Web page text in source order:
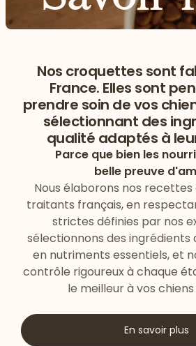
Nos croquettes sont
France. Elles sont
prendre soin de vos
sélectionnant des
qualité adaptés à
Parce que bien les
belle preuve
Nous élaborons nos recettes
traitants français, en
strictes définies par nos
sélectionnons des ingrédients
en nutriments essentiels, et
contrôle rigoureux à chaque
le meilleur à vos
En savoir plus